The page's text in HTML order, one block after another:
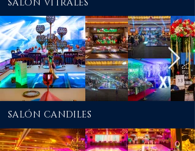
SALÓN VITRALES
SALÓN CANDILES